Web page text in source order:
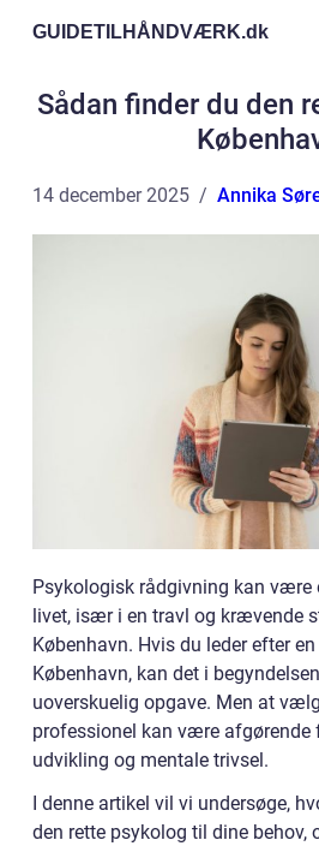
GUIDETILHÅNDVÆRK.dk
Sådan finder du den
14 december 2025 Annika
Psykologisk rådgivning kan være
livet, især i en travl og krævende
København. Hvis du leder efter
København, kan det i
uoverskuelig opgave. Men at
professionel kan være afgørende
udvikling og mentale trivsel.
I denne artikel vil vi undersøge,
den rette psykolog til dine behov,